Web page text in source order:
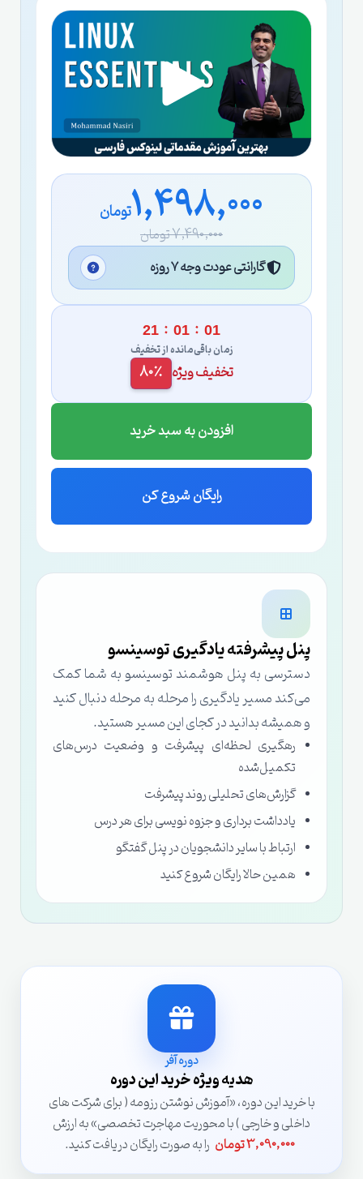
1,498,000تومان
7,490,000 تومان
گارانتی عودت وجه ۷ روزه
21 : 01 : 00
زمان باقی‌مانده از تخفیف
تخفیف ویژه 80٪
افزودن به سبد خرید
رایگان شروع کن
پنل پیشرفته یادگیری توسینسو
دسترسی به پنل هوشمند توسینسو به شما کمک
می‌کند مسیر یادگیری را مرحله به مرحله دنبال کنید
و همیشه بدانید در کجای این مسیر هستید.
رهگیری لحظه‌ای پیشرفت و وضعیت درس‌های
تکمیل‌شده
گزارش‌های تحلیلی روند پیشرفت
یادداشت برداری و جزوه نویسی برای هر درس
ارتباط با سایر دانشجویان در پنل گفتگو
همین حالا رایگان شروع کنید
دوره آفر
هدیه ویژه خرید این دوره
با خرید این دوره، «آموزش نوشتن رزومه ( برای شرکت های
داخلی و خارجی ) با محوریت مهاجرت تخصصی» به ارزش
3,090,000 تومان
را به صورت رایگان دریافت کنید.